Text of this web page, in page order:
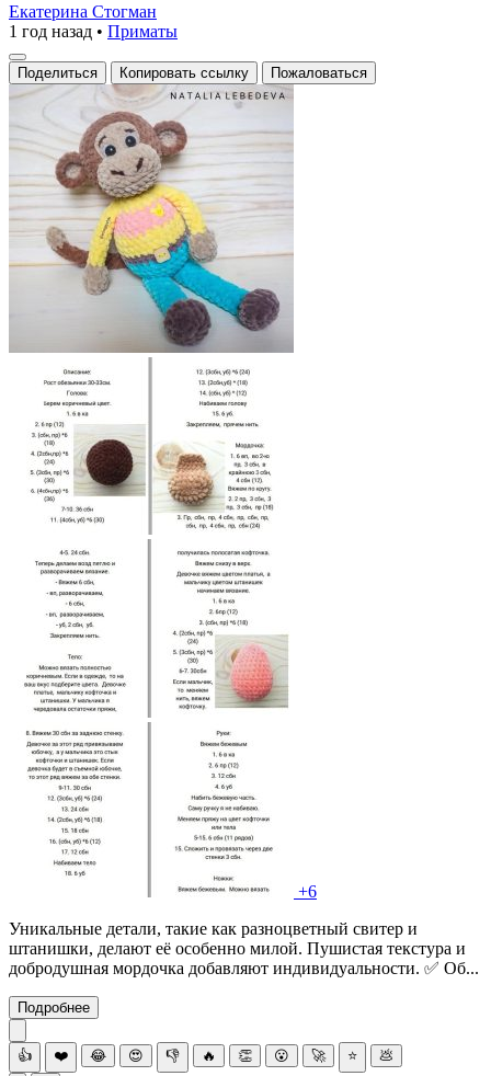
Екатерина Стогман
1 год назад • Приматы
Поделиться Копировать ссылку Пожаловаться
+6
Уникальные детали, такие как разноцветный свитер и
штанишки, делают её особенно милой. Пушистая текстура и
добродушная мордочка добавляют индивидуальности. ✅ Об...
Подробнее
👍 ❤️ 😂 😍 👎 🔥 👏 😮 🚀 ⭐ 💩